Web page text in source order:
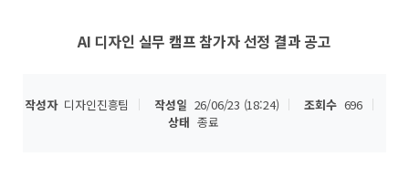
AI 디자인 실무 캠프 참가자 선정 결과 공고
작성자 디자인진흥팀 작성일 26/06/23 (18:24) 조회수 696
상태 종료